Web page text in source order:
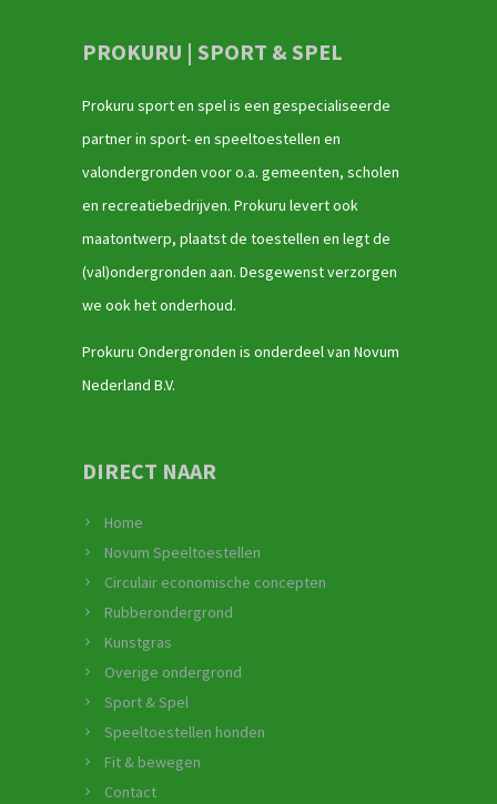
PROKURU | SPORT & SPEL
Prokuru sport en spel is een gespecialiseerde
partner in sport- en speeltoestellen en
valondergronden voor o.a. gemeenten, scholen
en recreatiebedrijven. Prokuru levert ook
maatontwerp, plaatst de toestellen en legt de
(val)ondergronden aan. Desgewenst verzorgen
we ook het onderhoud.
Prokuru Ondergronden is onderdeel van Novum
Nederland B.V.
DIRECT NAAR
Home
Novum Speeltoestellen
Circulair economische concepten
Rubberondergrond
Kunstgras
Overige ondergrond
Sport & Spel
Speeltoestellen honden
Fit & bewegen
Contact